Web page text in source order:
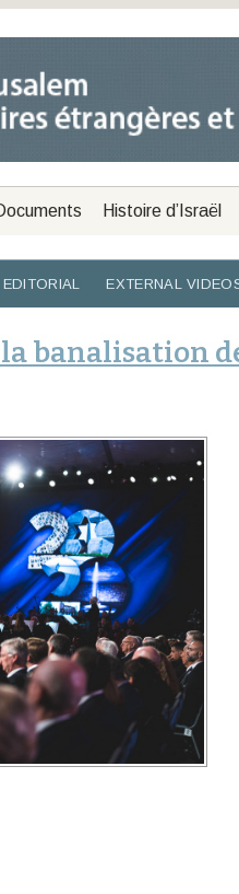
Histoire d’Israël
EDITORIAL EXTERNAL
banalisation